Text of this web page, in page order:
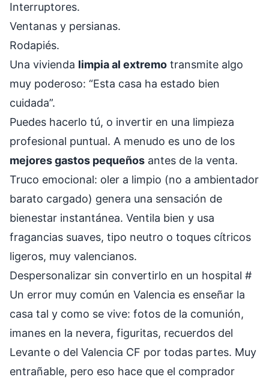
Interruptores.
Ventanas y persianas.
Rodapiés.
Una vivienda limpia al extremo transmite algo
muy poderoso: “Esta casa ha estado bien
cuidada”.
Puedes hacerlo tú, o invertir en una limpieza
profesional puntual. A menudo es uno de los
mejores gastos pequeños antes de la venta.
Truco emocional: oler a limpio (no a ambientador
barato cargado) genera una sensación de
bienestar instantánea. Ventila bien y usa
fragancias suaves, tipo neutro o toques cítricos
ligeros, muy valencianos.
Despersonalizar sin convertirlo en un hospital #
Un error muy común en Valencia es enseñar la
casa tal y como se vive: fotos de la comunión,
imanes en la nevera, figuritas, recuerdos del
Levante o del Valencia CF por todas partes. Muy
entrañable, pero eso hace que el comprador